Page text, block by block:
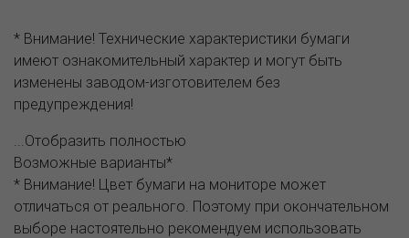
* Внимание! Технические характеристики бумаги
имеют ознакомительный характер и могут быть
изменены заводом-изготовителем без
предупреждения!
...Отобразить полностью
Возможные варианты*
* Внимание! Цвет бумаги на мониторе может
отличаться от реального. Поэтому при окончательном
выборе настоятельно рекомендуем использовать